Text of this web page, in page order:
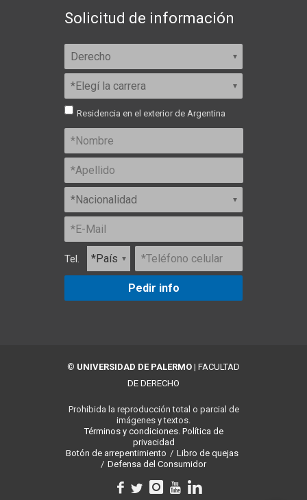
Solicitud de información
Residencia en el exterior de Argentina
Tel.
Pedir info
© UNIVERSIDAD DE PALERMO | FACULTAD
DE DERECHO
Prohibida la reproducción total o parcial de
imágenes y textos.
Términos y condiciones. Política de
privacidad
Botón de arrepentimiento / Libro de quejas
/ Defensa del Consumidor